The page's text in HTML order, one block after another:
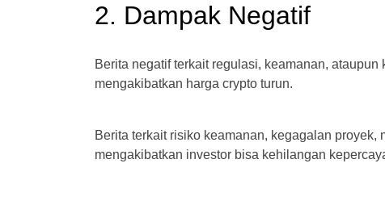
2. Dampak Negatif
Berita negatif terkait regulasi, keamanan,
mengakibatkan harga crypto turun.
Berita terkait risiko keamanan, kegagalan
mengakibatkan investor bisa kehilangan